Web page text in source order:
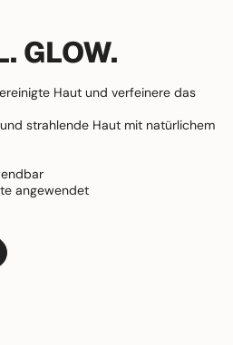
GLOW.
Haut und verfeinere das
strahlende Haut mit natürlichem
angewendet